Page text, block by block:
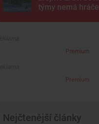
týmy nemá hráče
Premium
Premium
Nejčtenější články